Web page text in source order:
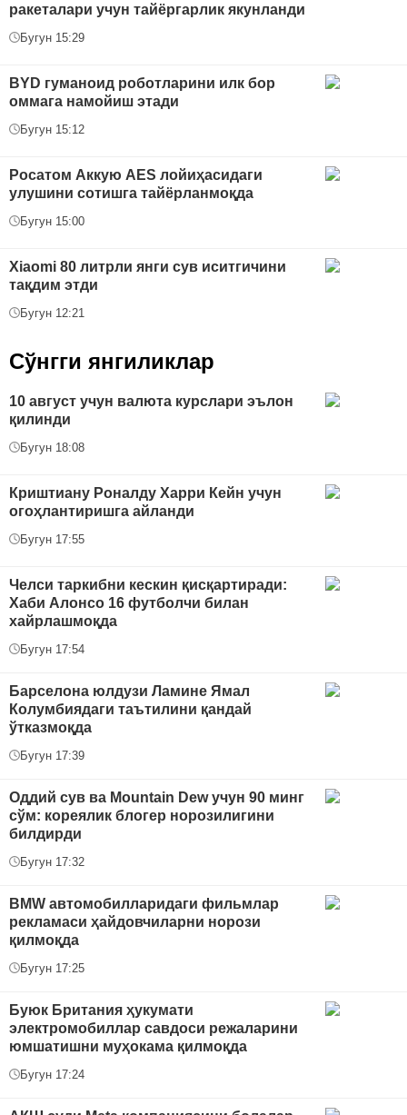
ракеталари учун тайёргарлик якунланди
Бугун 15:29
BYD гуманоид роботларини илк бор
оммага намойиш этади
Бугун 15:12
Росатом Аккую AES лойиҳасидаги
улушини сотишга тайёрланмоқда
Бугун 15:00
Xiaomi 80 литрли янги сув иситгичини
тақдим этди
Бугун 12:21
Сўнгги янгиликлар
10 август учун валюта курслари эълон
қилинди
Бугун 18:08
Криштиану Роналду Харри Кейн учун
огоҳлантиришга айланди
Бугун 17:55
Челси таркибни кескин қисқартиради:
Хаби Алонсо 16 футболчи билан
хайрлашмоқда
Бугун 17:54
Барселона юлдузи Ламине Ямал
Колумбиядаги таътилини қандай
ўтказмоқда
Бугун 17:39
Оддий сув ва Mountain Dew учун 90 минг
сўм: кореялик блогер норозилигини
билдирди
Бугун 17:32
BMW автомобилларидаги фильмлар
рекламаси ҳайдовчиларни норози
қилмоқда
Бугун 17:25
Буюк Британия ҳукумати
электромобиллар савдоси режаларини
юмшатишни муҳокама қилмоқда
Бугун 17:24